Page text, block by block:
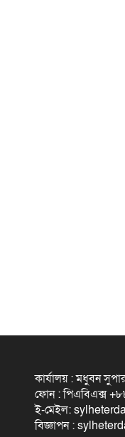
কার্যালয় : মধুবন
ফোন : পিএবিএক্স
ই-মেইল:
বিজ্ঞাপন :